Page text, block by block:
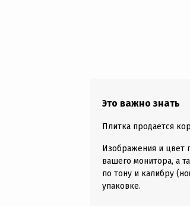
Это важно знать
Плитка продается
Изображения и цвет
вашего монитора, а
по тону и калибру
упаковке.